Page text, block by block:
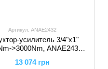
Артикул: ANAE2432
усилитель 3/4"х1"
>3000Nm, ANAE2432
13 074 грн